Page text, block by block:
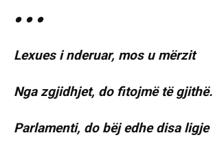
● ● ●
Lexues i nderuar, mos u mërzit
Nga zgjidhjet, do fitojmë të gjithë.
Parlamenti, do bëj edhe disa ligje